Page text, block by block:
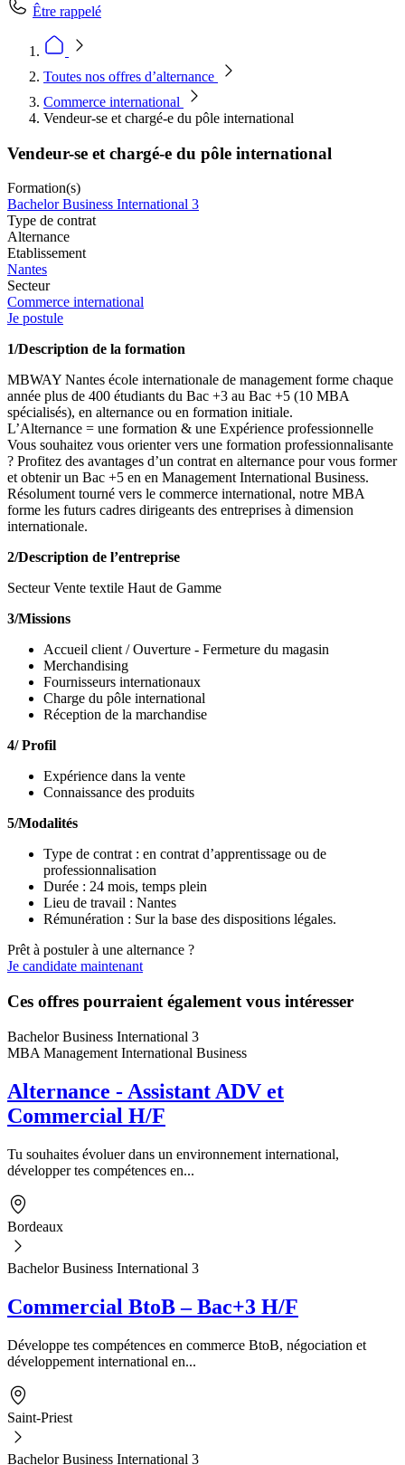
Être rappelé
Toutes nos offres d’alternance
Commerce international
Vendeur-se et chargé-e du pôle international
Vendeur-se et chargé-e du pôle international
Formation(s)
Bachelor Business International 3
Type de contrat
Alternance
Etablissement
Nantes
Secteur
Commerce international
Je postule
1/Description de la formation
MBWAY Nantes école internationale de management forme chaque
année plus de 400 étudiants du Bac +3 au Bac +5 (10 MBA
spécialisés), en alternance ou en formation initiale.
L’Alternance = une formation & une Expérience professionnelle
Vous souhaitez vous orienter vers une formation professionnalisante
? Profitez des avantages d’un contrat en alternance pour vous former
et obtenir un Bac +5 en en Management International Business.
Résolument tourné vers le commerce international, notre MBA
forme les futurs cadres dirigeants des entreprises à dimension
internationale.
2/Description de l’entreprise
Secteur Vente textile Haut de Gamme
3/Missions
Accueil client / Ouverture - Fermeture du magasin
Merchandising
Fournisseurs internationaux
Charge du pôle international
Réception de la marchandise
4/ Profil
Expérience dans la vente
Connaissance des produits
5/Modalités
Type de contrat : en contrat d’apprentissage ou de
professionnalisation
Durée : 24 mois, temps plein
Lieu de travail : Nantes
Rémunération : Sur la base des dispositions légales.
Prêt à postuler à une alternance ?
Je candidate maintenant
Ces offres pourraient également vous intéresser
Bachelor Business International 3
MBA Management International Business
Alternance - Assistant ADV et
Commercial H/F
Tu souhaites évoluer dans un environnement international,
développer tes compétences en...
Bordeaux
Bachelor Business International 3
Commercial BtoB – Bac+3 H/F
Développe tes compétences en commerce BtoB, négociation et
développement international en...
Saint-Priest
Bachelor Business International 3